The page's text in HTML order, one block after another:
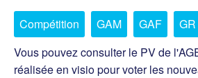
Compétition GAM GAF
GR
Vous pouvez consulter le PV de
réalisée en visio pour voter les